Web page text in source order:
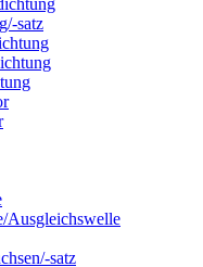
satz
Ausgleichswelle
satz